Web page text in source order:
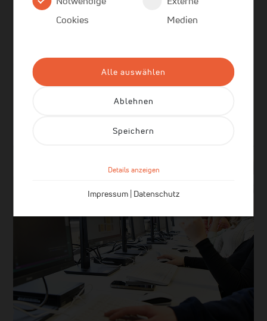
späteren Beruf vor. Ein starkes Argument für deine
Bewerbung bei uns!
Cookies
Medien
Alle auswählen
Ablehnen
Speichern
Details anzeigen
Impressum| Datenschutz